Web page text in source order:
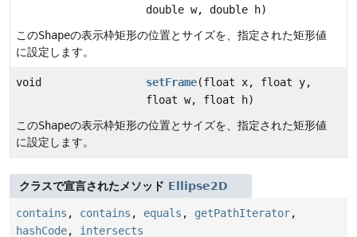
double w, double h)
このShapeの表示枠矩形の位置とサイズを、指定された矩形値
に設定します。
void setFrame(float x, float y,
float w, float h)
このShapeの表示枠矩形の位置とサイズを、指定された矩形値
に設定します。
クラスで宣言されたメソッド Ellipse2D
contains , contains , equals , getPathIterator,
hashCode, intersects